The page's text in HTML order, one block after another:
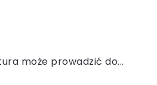
może prowadzić do...